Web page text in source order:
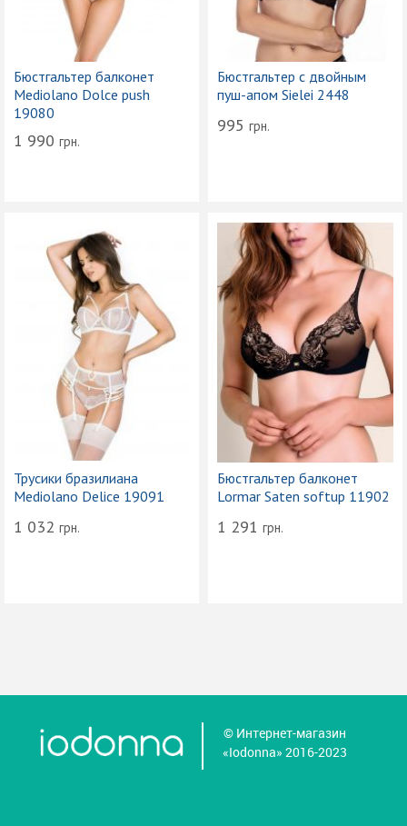
Бюстгальтер балконет
Mediolano Dolce push
19080
1 990 грн.
Бюстгальтер с двойным
пуш-апом Sielei 2448
995 грн.
Трусики бразилиана
Mediolano Delice 19091
1 032 грн.
Бюстгальтер балконет
Lormar Saten softup 11902
1 291 грн.
© Интернет-магазин
«Iodonna» 2016-2023